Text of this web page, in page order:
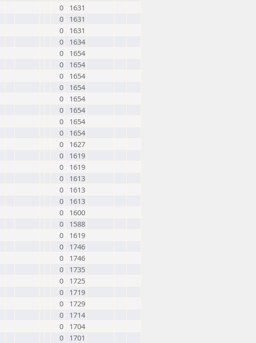
0
1631
0
1631
0
1631
0
1634
0
1654
0
1654
0
1654
0
1654
0
1654
0
1654
0
1654
0
1654
0
1627
0
1619
0
1619
0
1613
0
1613
0
1613
0
1600
0
1588
0
1619
0
1746
0
1746
0
1735
0
1725
0
1719
0
1729
0
1714
0
1704
0 1701